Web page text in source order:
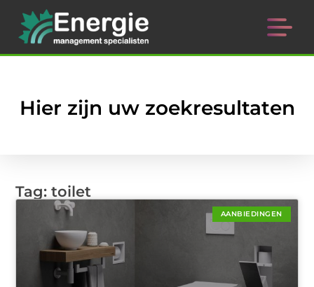
Hier zijn uw zoekresultaten
Tag: toilet
AANBIEDINGEN